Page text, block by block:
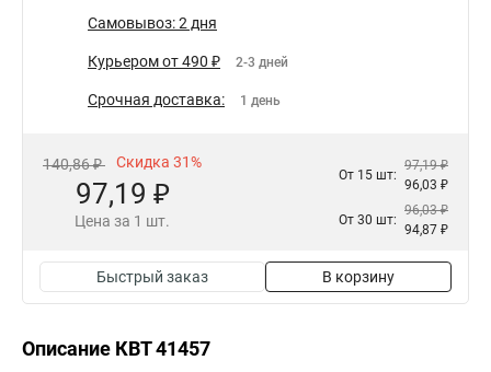
Самовывоз: 2 дня
Курьером от 490 ₽ 2-3 дней
Срочная доставка: 1 день
140,86 ₽ Скидка 31%
97,19 ₽
Цена за 1 шт.
От 15 шт:
97,19 ₽
96,03 ₽
От 30 шт:
96,03 ₽
94,87 ₽
Быстрый заказ В корзину
Описание КВТ 41457